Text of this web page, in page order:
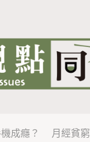
成癮？ 月經貧窮